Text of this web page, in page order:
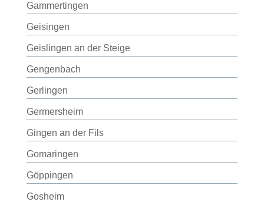
Gammertingen
Geisingen
Geislingen an der Steige
Gengenbach
Gerlingen
Germersheim
Gingen an der Fils
Gomaringen
Göppingen
Gosheim